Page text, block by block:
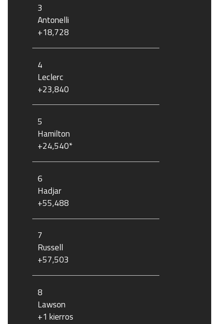
3
Antonelli
+18,728
4
Leclerc
+23,840
5
Hamilton
+24,540*
6
Hadjar
+55,488
7
Russell
+57,503
8
Lawson
+1 kierros